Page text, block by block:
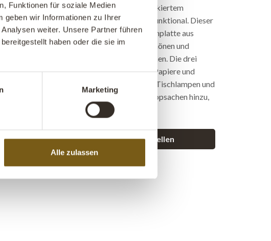
Funktionen für soziale Medien
geben wir Informationen zu Ihrer
weiter. Unsere Partner führen
haben oder die sie im
Marketing
Alle zulassen
Schreibtisch mit Holzplatte und klarlackiertem
und 3 Schubladen. Industriell und funktional. Dieser
Schreibtisch mit 3 Schubladen und Tischplatte aus
ist ideal für diejenigen, die einen schönen und
Schreibtisch für Ihr Arbeitszimmer suchen. Die drei
sind geräumig und passen für A-4-Papiere und
Fügen Sie eine unserer schönen Tischlampen und
guten rustikalen Stuhl und persönliche Nippsachen hinzu,
Sie inspirieren können.
Zu diesem Produkt eine Frage stellen